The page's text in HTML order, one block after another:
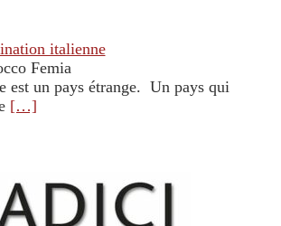
italienne
Femia
est un pays étrange. Un pays qui
[…]